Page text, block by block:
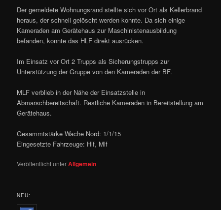
Der gemeldete Wohnungsrand stellte sich vor Ort als Kellerbrand
heraus, der schnell gelöscht werden konnte. Da sich einige
Kameraden am Gerätehaus zur Maschinistenausbildung
befanden, konnte das HLF direkt ausrücken.
Im Einsatz vor Ort 2 Trupps als Sicherungstrupps zur
Unterstützung der Gruppe von den Kameraden der BF.
MLF verblieb in der Nähe der Einsatzstelle in
Abmarschbereitschaft. Restliche Kameraden in Bereitstellung am
Gerätehaus.
Gesammtstärke Wache Nord: 1/1/15
Eingesetzte Fahrzeuge: Hlf, Mlf
Veröffentlicht unterAllgemein
NEU: